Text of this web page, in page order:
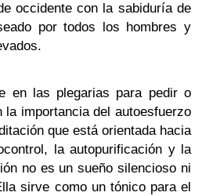
occidente con la sabiduría de
por todos los hombres y
en las plegarias para pedir o
la importancia del autoesfuerzo
que está orientada hacia
la autopurificación y la
no es un sueño silencioso ni
sirve como un tónico para el